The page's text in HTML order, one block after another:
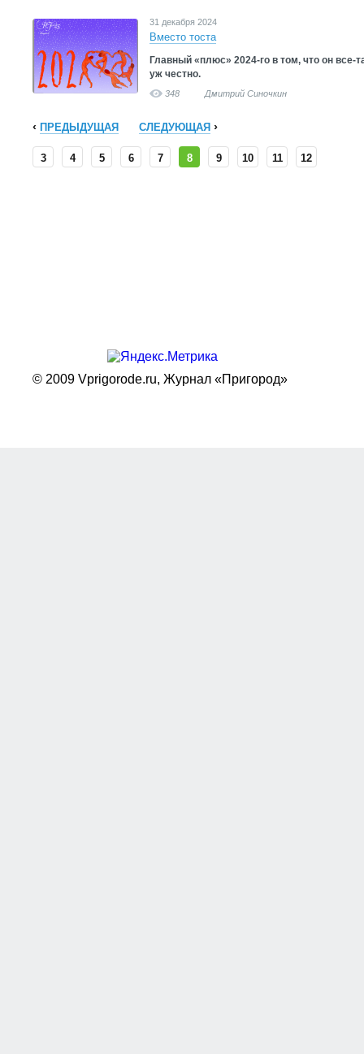
31 декабря 2024
Вместо тоста
Главный «плюс» 2024-го в том, что он все-
уж честно.
348 Дмитрий Синочкин
ПРЕДЫДУЩАЯ СЛЕДУЮЩАЯ
3 4 5 6 7 8 9 10 11 12
© 2009 Vprigorode.ru, Журнал «Пригород»